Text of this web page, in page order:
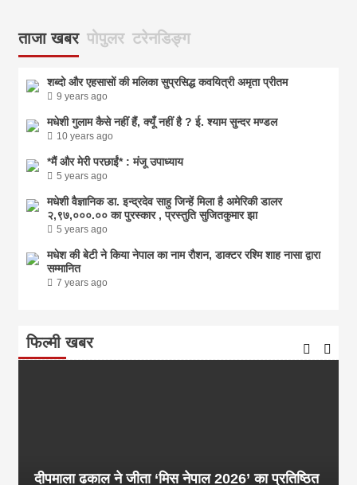
ताजा खबर पोपुलर टरेनडिङ्ग
शब्दो और एहसासों की मलिका सुप्रसिद्ध कवयित्री अमृता प्रीतम
9 years ago
मधेशी गुलाम कैसे नहीं हैं, क्यूँ नहीं है ? ई. श्याम सुन्दर मण्डल
10 years ago
*मैं और मेरी परछाईं* : मंजू उपाध्याय
5 years ago
मधेशी वैज्ञानिक डा. इन्द्रदेव साहु जिन्हें मिला है अमेरिकी डालर
२,९७,०००.०० का पुरस्कार , प्रस्तुति सुजितकुमार झा
5 years ago
मधेश की बेटी ने किया नेपाल का नाम राैशन, डाक्टर रश्मि शाह नासा द्वारा
सम्मानित
7 years ago
फिल्मी खबर
दीपमाला ढकाल ने जीता ‘मिस नेपाल 2026’ का प्रतिष्ठित